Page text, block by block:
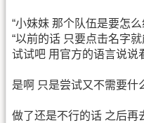
“小妹妹 那个队伍是要怎么
“以前的话 只要点击名字
试试吧 用官方的语言说说
是啊 只是尝试又不需要什
做了还是不行的话 之后再